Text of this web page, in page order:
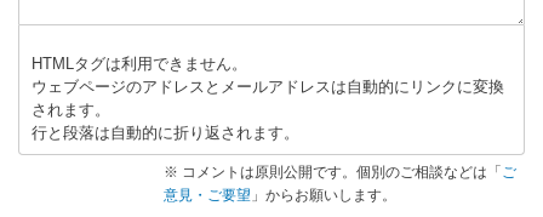
HTMLタグは利用できません。
ウェブページのアドレスとメールアドレスは自動的にリンクに変換
されます。
行と段落は自動的に折り返されます。
※ コメントは原則公開です。個別のご相談などは「 ご
意見・ご要望 」からお願いします。